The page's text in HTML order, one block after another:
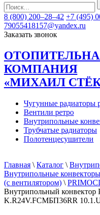
8 (800) 200–28–42 +7 (495)
79055418157@yandex.ru
Заказать звонок
КОМПАНИЯ
«МИХАИЛ
Чугунные радиаторы
Вентили ретро
Внутрипольные
Трубчатые радиаторы
Полотенцесушители
Главная \ Каталог \
Внутрипольные
(c вентилятором) \
Внутрипольный конвектор
K.R24V.FCMБП36RR